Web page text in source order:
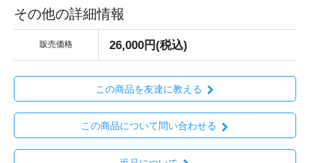
その他の詳細情報
販売価格 26,000円(税込)
この商品を友達に教える
この商品について問い合わせる